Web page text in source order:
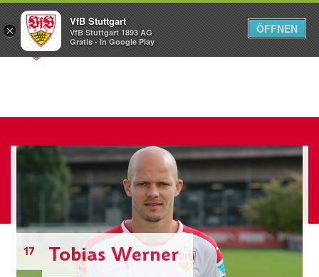
Menü
17 Tobias Werner
×
VfB Stuttgart
VfB Stuttgart 1893 AG
Gratis - In Google Play
ÖFFNEN